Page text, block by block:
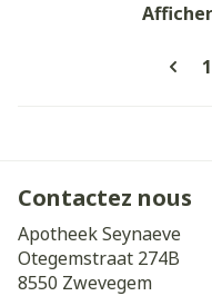
1
Afficher
Contactez nous
Apotheek Seynaeve
Otegemstraat 274B
8550 Zwevegem